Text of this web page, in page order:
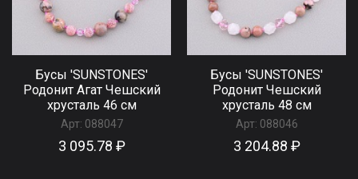
Бусы 'SUNSTONES'
Родонит Агат Чешский
хрусталь 46 см
Арт: 088047
3 095.78 ₽
Бусы 'SUNSTONES'
Родонит Чешский
хрусталь 48 см
Арт: 088046
3 204.88 ₽